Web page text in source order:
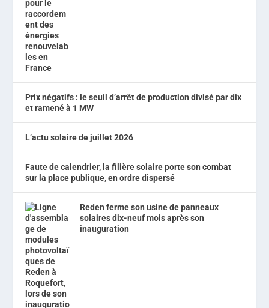
Prix négatifs : le seuil d’arrêt de production divisé par dix
et ramené à 1 MW
L’actu solaire de juillet 2026
Faute de calendrier, la filière solaire porte son combat
sur la place publique, en ordre dispersé
Reden ferme son usine de panneaux
solaires dix-neuf mois après son
inauguration